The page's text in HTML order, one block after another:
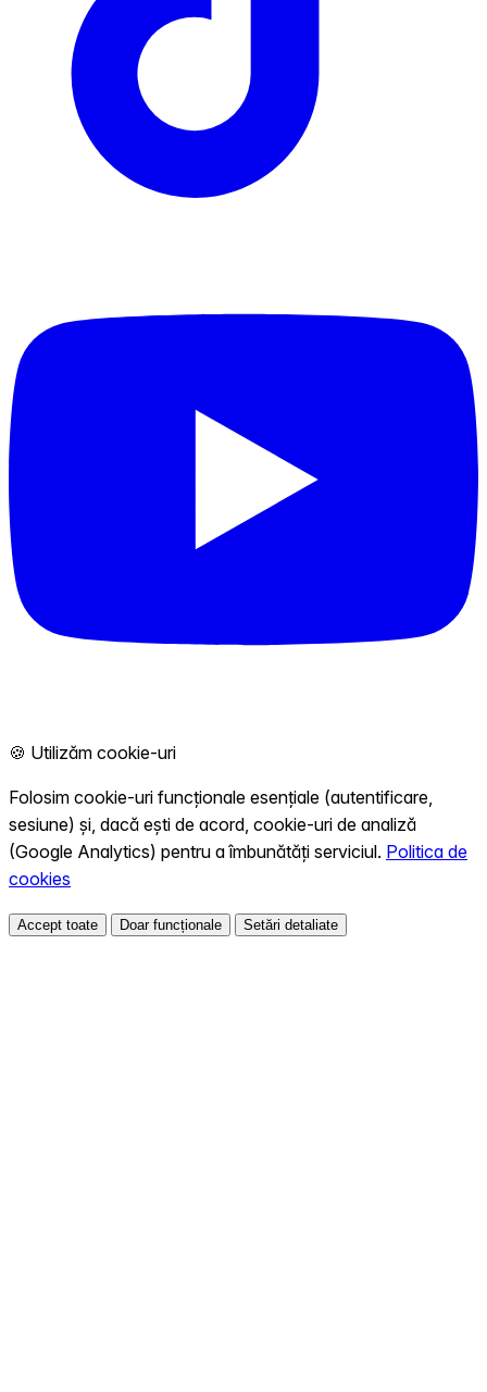
🍪 Utilizăm cookie-uri
Folosim cookie-uri funcționale esențiale (autentificare,
sesiune) și, dacă ești de acord, cookie-uri de analiză
(Google Analytics) pentru a îmbunătăți serviciul. Politica de
cookies
Accept toate Doar funcționale Setări detaliate